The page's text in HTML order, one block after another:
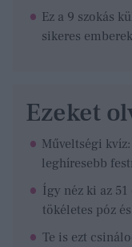
Ez a 9 szokás
sikeres
Ezeket
Műveltségi
leghíresebb
Így néz ki az
tökéletes póz
Te is ezt